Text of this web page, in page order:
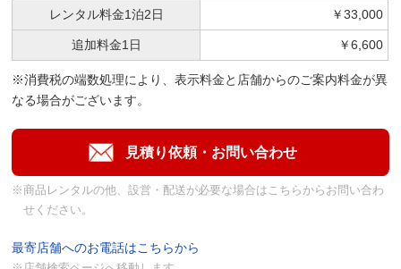
レンタル料金1泊2日 ￥33,000
追加料金1日 ￥6,600
※消費税の端数処理により、表示料金と店舗からのご案内料金が異
なる場合がございます。
※商品レンタルの他、設営・配送が必要な場合はこちらからお問い合わ
せください。
最寄店舗へのお電話はこちらから